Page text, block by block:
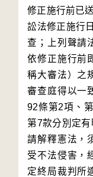
修正施行前已
訟法修正施行
查；上列聲請
依修正施行前
稱大審法）之
審查庭得以一
92條第2項、
第7款分別定
請解釋憲法，
受不法侵害，
定終局裁判所